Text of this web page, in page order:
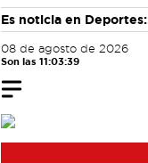
Es noticia en Deportes:
08 de agosto de 2026
Son las 11:03:40